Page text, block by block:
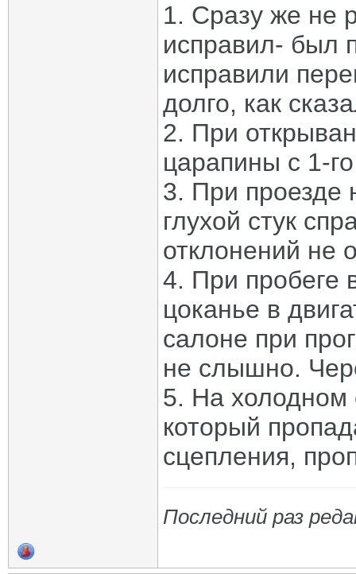
1. Сразу же не
исправил- был
исправили
долго, как
2. При
царапины с 1-
3. При проезде
глухой стук
отклонений не
4. При пробеге
цоканье в
салоне при
не слышно.
5. На холодном
который
сцепления,
Последний раз